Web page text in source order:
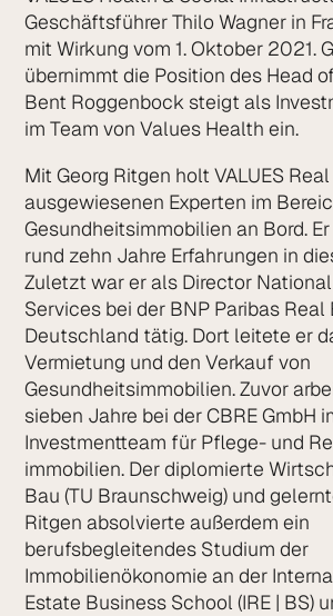
Geschäftsführer Thilo Wagner in
mit Wirkung vom 1. Oktober 2021.
übernimmt die Position des Head
Bent Roggenbock steigt als
im Team von Values Health ein.
Mit Georg Ritgen holt VALUES
ausgewiesenen Experten im
Gesundheitsimmobilien an Bord.
rund zehn Jahre Erfahrungen in
Zuletzt war er als Director
Services bei der BNP Paribas Real
Deutschland tätig. Dort leitete er
Vermietung und den Verkauf von
Gesundheitsimmobilien. Zuvor
sieben Jahre bei der CBRE GmbH
Investmentteam für Pflege- und
immobilien. Der diplomierte
Bau (TU Braunschweig) und
Ritgen absolvierte außerdem ein
berufsbegleitendes Studium der
Immobilienökonomie an der
Estate Business School (IRE | BS)